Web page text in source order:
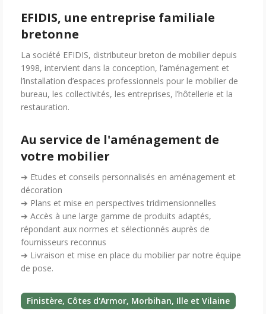
EFIDIS, une entreprise familiale
bretonne
La société EFIDIS, distributeur breton de mobilier depuis
1998, intervient dans la conception, l’aménagement et
l’installation d’espaces professionnels pour le mobilier de
bureau, les collectivités, les entreprises, l’hôtellerie et la
restauration.
Au service de l'aménagement de
votre mobilier
➔ Etudes et conseils personnalisés en aménagement et
décoration
➔ Plans et mise en perspectives tridimensionnelles
➔ Accès à une large gamme de produits adaptés,
répondant aux normes et sélectionnés auprès de
fournisseurs reconnus
➔ Livraison et mise en place du mobilier par notre équipe
de pose.
Finistère, Côtes d'Armor, Morbihan, Ille et Vilaine